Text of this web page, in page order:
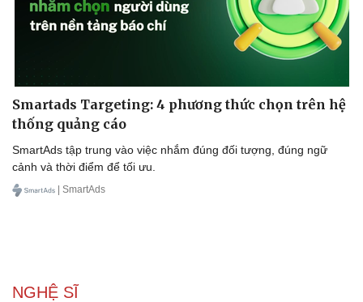
Smartads Targeting: 4 phương thức chọn trên hệ
thống quảng cáo
SmartAds tập trung vào việc nhắm đúng đối tượng, đúng ngữ
cảnh và thời điểm để tối ưu.
| SmartAds
NGHỆ SĨ